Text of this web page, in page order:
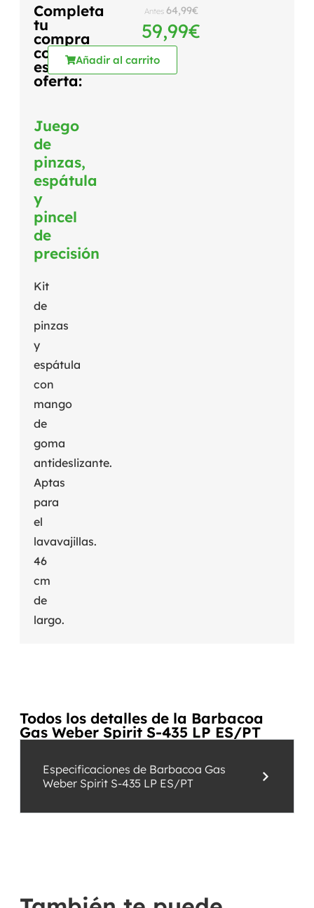
Completa
tu
compra
con
esta
oferta:
Juego
de
pinzas,
espátula
y
pincel
de
precisión
Kit
de
pinzas
y
espátula
con
mango
de
goma
antideslizante.
Aptas
para
el
lavavajillas.
46
cm
de
largo.
Antes 64,99€
59,99€
Añadir al carrito
Todos los detalles de la Barbacoa
Gas Weber Spirit S-435 LP ES/PT
Especificaciones de Barbacoa Gas
Weber Spirit S-435 LP ES/PT